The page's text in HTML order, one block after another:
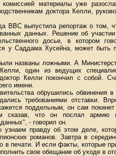
материалы уже
доктора Келли,
ВВС выпустила репортаж о том,
данных. Решение об
досье, в котором
у Саддама Хусейна, может быть
названы ложными. А
один из ведущих
Келли покончил с собой.
имени.
обрушились обвинения
требованиями отставки.
поддельным, он сам
сказав, что он послал армию
- говорил он.
правду об этом деле,
романов. Завтра в
в печати. И если факты, которые
свое обещание об уходе в